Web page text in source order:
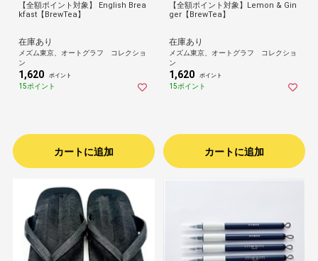
【全額ポイント対象】 English Brea
kfast【BrewTea】
在庫あり
メズム東京、オートグラフ コレクショ
ン
1,620 ポイント
15ポイント
カートに追加
【全額ポイント対象】Lemon & Gin
ger【BrewTea】
在庫あり
メズム東京、オートグラフ コレクショ
ン
1,620 ポイント
15ポイント
カートに追加